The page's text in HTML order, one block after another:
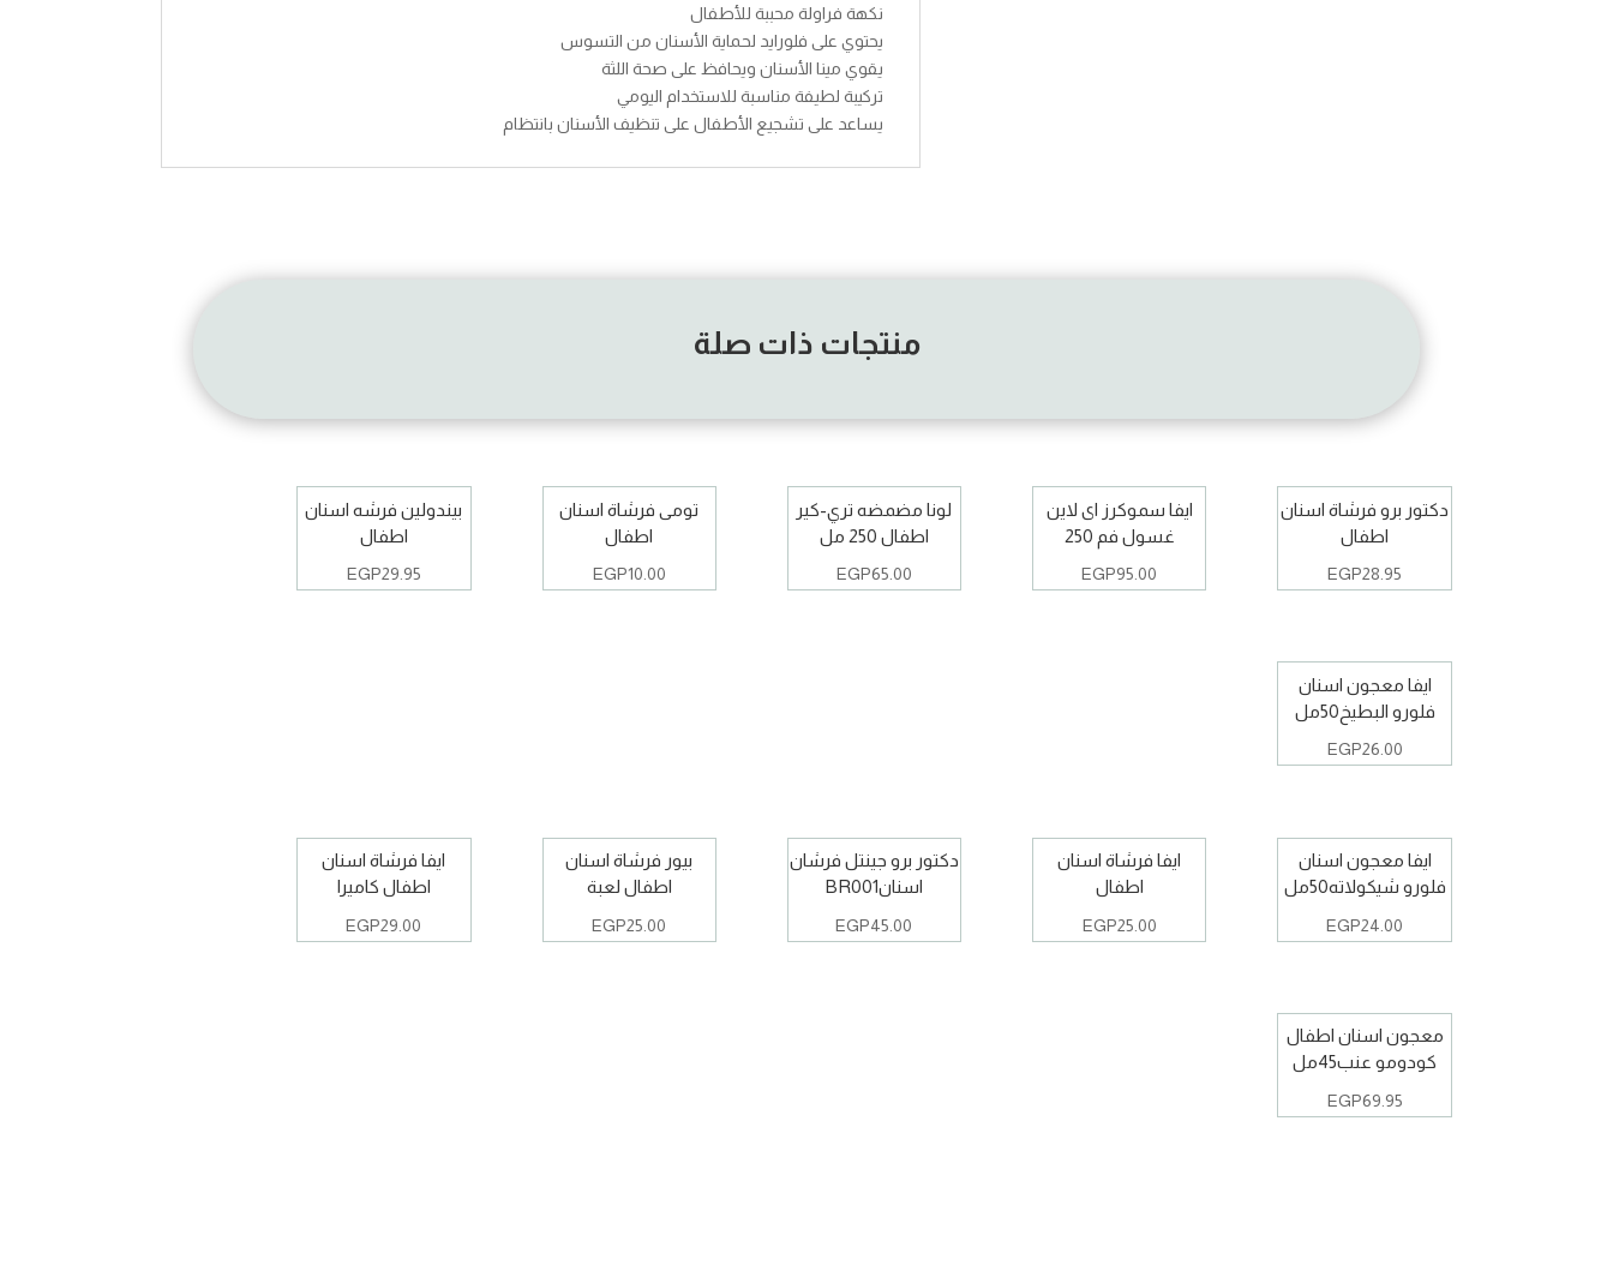
نكهة فراولة محببة للأطفال
يحتوي على فلورايد لحماية الأسنان من التسوس
يقوي مينا الأسنان ويحافظ على صحة اللثة
تركيبة لطيفة مناسبة للاستخدام اليومي
يساعد على تشجيع الأطفال على تنظيف الأسنان بانتظام
منتجات ذات صلة
دكتور برو فرشاة اسنان
اطفال
EGP28.95
ايفا سموكرز اى لاين
غسول فم 250
EGP95.00
لونا مضمضه تري-كير
اطفال 250 مل
EGP65.00
تومى فرشاة اسنان
اطفال
EGP10.00
بيندولين فرشه اسنان
اطفال
EGP29.95
ايفا معجون اسنان
فلورو البطيخ50مل
EGP26.00
ايفا معجون اسنان
فلورو شيكولاته50مل
EGP24.00
ايفا فرشاة اسنان
اطفال
EGP25.00
دكتور برو جينتل فرشان
اسنانBR001
EGP45.00
بيور فرشاة اسنان
اطفال لعبة
EGP25.00
ايفا فرشاة اسنان
اطفال كاميرا
EGP29.00
معجون اسنان اطفال
كودومو عنب45مل
EGP69.95